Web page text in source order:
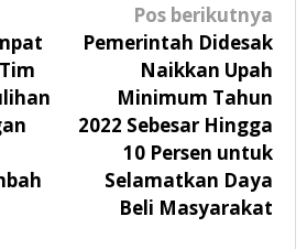
Pos berikutnya
Pemerintah Didesak
Naikkan Upah
Minimum Tahun
2022 Sebesar Hingga
10 Persen untuk
Selamatkan Daya
Beli Masyarakat